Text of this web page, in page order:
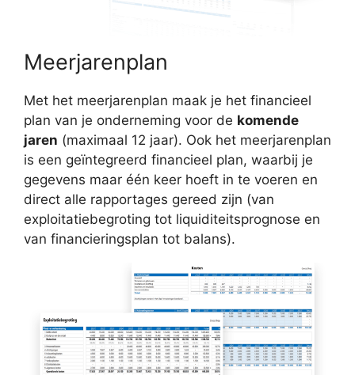
Meerjarenplan
Met het meerjarenplan maak je het financieel
plan van je onderneming voor de komende
jaren (maximaal 12 jaar). Ook het meerjarenplan
is een geïntegreerd financieel plan, waarbij je
gegevens maar één keer hoeft in te voeren en
direct alle rapportages gereed zijn (van
exploitatiebegroting tot liquiditeitsprognose en
van financieringsplan tot balans).